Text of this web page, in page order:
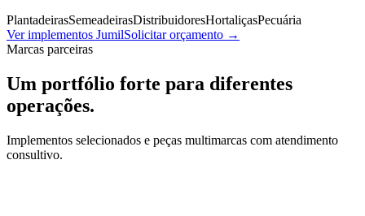
PlantadeirasSemeadeirasDistribuidoresHortaliçasPecuária
Ver implementos JumilSolicitar orçamento →
Marcas parceiras
Um portfólio forte para diferentes
operações.
Implementos selecionados e peças multimarcas com atendimento
consultivo.